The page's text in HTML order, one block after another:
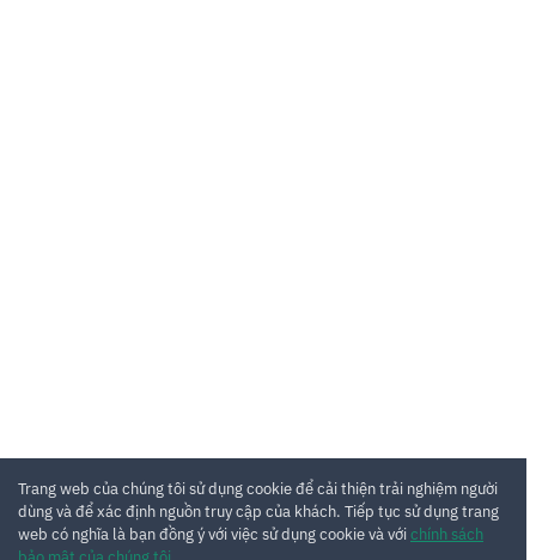
Trang web của chúng tôi sử dụng cookie để cải thiện trải nghiệm người
dùng và để xác định nguồn truy cập của khách. Tiếp tục sử dụng trang
web có nghĩa là bạn đồng ý với việc sử dụng cookie và vớichính sách